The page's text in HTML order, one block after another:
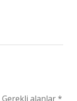
Gerekli alanlar*